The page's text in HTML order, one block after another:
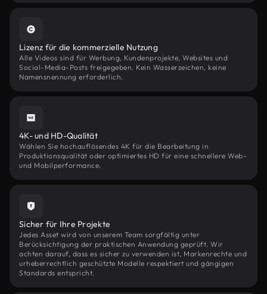
Lizenz für die kommerzielle Nutzung
Alle Videos sind für Werbung, Kundenprojekte, Websites und
Social-Media-Posts freigegeben. Kein Wasserzeichen, keine
Namensnennung erforderlich.
4K- und HD-Qualität
Wählen Sie hochauflösendes 4K für die Bearbeitung in
Produktionsqualität oder optimiertes HD für eine schnellere Web-
und Mobilperformance.
Sicher für Ihre Projekte
Jedes Asset wird von unserem Team sorgfältig unter
Berücksichtigung der praktischen Anwendung geprüft. Wir
achten darauf, dass es sicher zu verwenden ist, Markenrechte und
urheberrechtlich geschützte Modelle respektiert und gängigen
Standards entspricht.